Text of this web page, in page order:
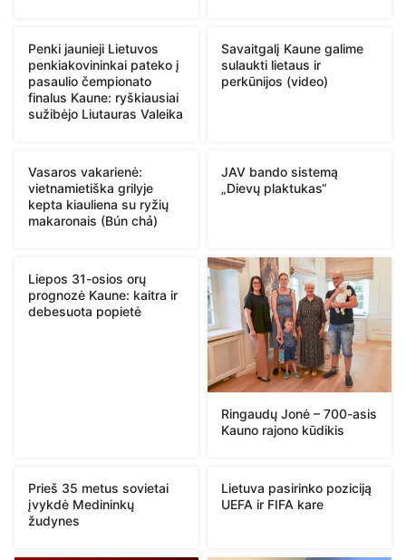
Penki jaunieji Lietuvos
penkiakovininkai pateko į
pasaulio čempionato
finalus Kaune: ryškiausiai
sužibėjo Liutauras Valeika
Savaitgalį Kaune galime
sulaukti lietaus ir
perkūnijos (video)
Vasaros vakarienė:
vietnamietiška grilyje
kepta kiauliena su ryžių
makaronais (Bún chả)
JAV bando sistemą
„Dievų plaktukas“
Liepos 31-osios orų
prognozė Kaune: kaitra ir
debesuota popietė
Ringaudų Jonė – 700-asis
Kauno rajono kūdikis
Prieš 35 metus sovietai
įvykdė Medininkų
žudynes
Lietuva pasirinko poziciją
UEFA ir FIFA kare